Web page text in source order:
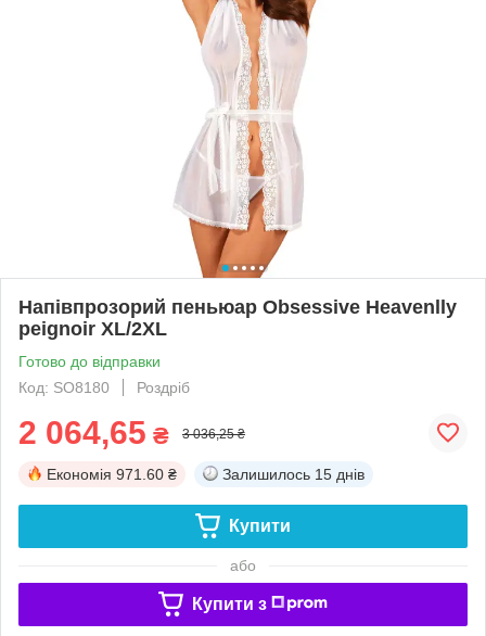
Напівпрозорий пеньюар Obsessive Heavenlly
peignoir XL/2XL
Готово до відправки
Код: SO8180
Роздріб
2 064,65 ₴ 3 036,25 ₴
Економія 971.60 ₴ Залишилось 15 днів
Купити
або
Купити з